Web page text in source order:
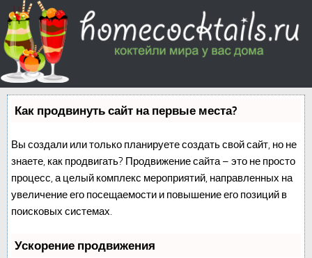
Как продвинуть сайт на первые места?
Вы создали или только планируете создать свой сайт, но не
знаете, как продвигать? Продвижение сайта – это не просто
процесс, а целый комплекс мероприятий, направленных на
увеличение его посещаемости и повышение его позиций в
поисковых системах.
Ускорение продвижения